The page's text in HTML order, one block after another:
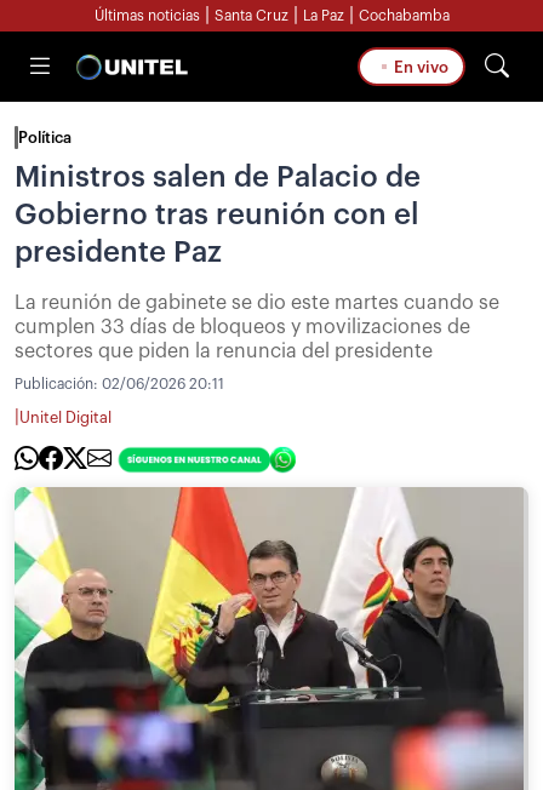
Últimas noticias Santa Cruz La Paz Cochabamba
En vivo
Política
Ministros salen de Palacio de
Gobierno tras reunión con el
presidente Paz
La reunión de gabinete se dio este martes cuando se
cumplen 33 días de bloqueos y movilizaciones de
sectores que piden la renuncia del presidente
Publicación: 02/06/2026 20:11
Unitel Digital